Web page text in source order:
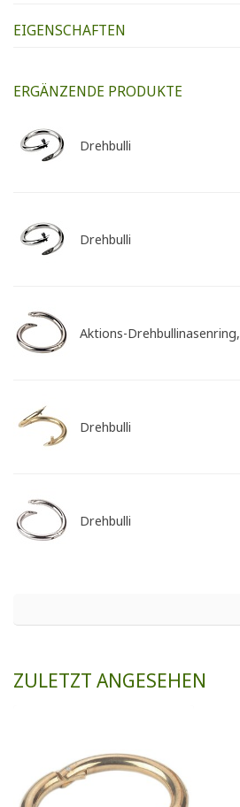
EIGENSCHAFTEN
ERGÄNZENDE PRODUKTE
Drehbulli
Drehbulli
Aktions-Drehbullinasenring,
Drehbulli
Drehbulli
ZULETZT ANGESEHEN